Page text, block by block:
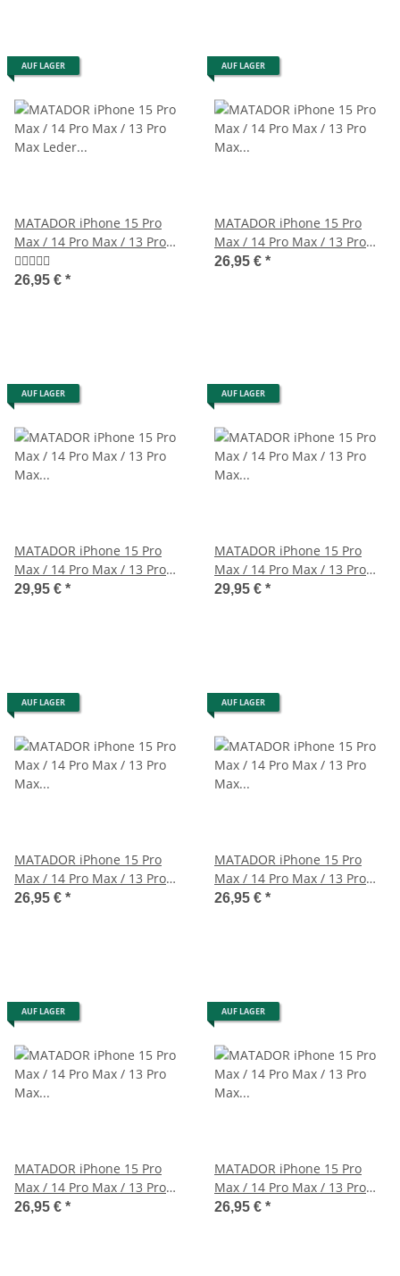
AUF LAGER
MATADOR iPhone 15 Pro
Max / 14 Pro Max / 13 Pro
Max Leder Vertikaltasche
Braun
26,95 € *
AUF LAGER
MATADOR iPhone 15 Pro
Max / 14 Pro Max / 13 Pro
Max Leder-Tasche Schwarz
26,95 € *
AUF LAGER
MATADOR iPhone 15 Pro
Max / 14 Pro Max / 13 Pro
Max Ledercase Schwarz
29,95 € *
AUF LAGER
MATADOR iPhone 15 Pro
Max / 14 Pro Max / 13 Pro
Max Lederhülle Braun
29,95 € *
AUF LAGER
MATADOR iPhone 15 Pro
Max / 14 Pro Max / 13 Pro
Max Lederhülle Schwarz
26,95 € *
AUF LAGER
MATADOR iPhone 15 Pro
Max / 14 Pro Max / 13 Pro
Max Lederschutz Schwarz
26,95 € *
AUF LAGER
MATADOR iPhone 15 Pro
Max / 14 Pro Max / 13 Pro
Max Ledertasche Quer
26,95 € *
AUF LAGER
MATADOR iPhone 15 Pro
Max / 14 Pro Max / 13 Pro
Max Ledertasche Schwarz
26,95 € *